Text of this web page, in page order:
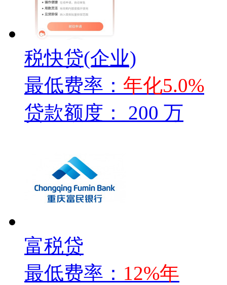
税快贷(企业)
最低费率： 年化5.0%
贷款额度：
200 万
富税贷
最低费率： 12%年